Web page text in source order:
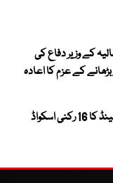
کے وزیر دفاع کی
بڑھانے کے عزم کا اعادہ
پاکستان کیخلاف ٹیسٹ سیریز ، انگلینڈ کا 16 رکنی اسکواڈ